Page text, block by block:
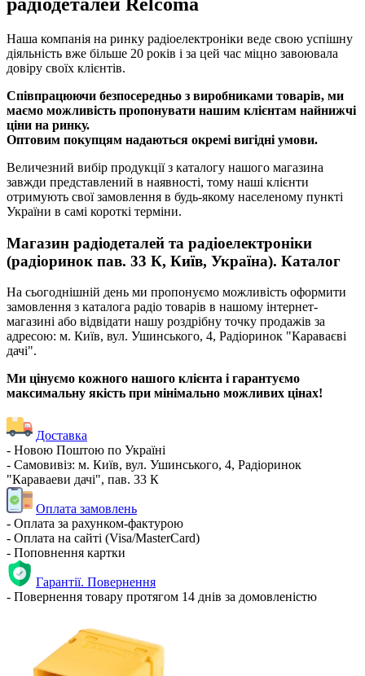
Наша компанія на ринку радіоелектроніки веде свою успішну
діяльність вже більше 20 років і за цей час міцно завоювала
довіру своїх клієнтів.
Співпрацюючи безпосередньо з виробниками товарів, ми
маємо можливість пропонувати нашим клієнтам найнижчі
ціни на ринку.
Оптовим покупцям надаються окремі вигідні умови.
Величезний вибір продукції з каталогу нашого магазина
завжди представлений в наявності, тому наші клієнти
отримують свої замовлення в будь-якому населеному пункті
України в самі короткі терміни.
Магазин радіодеталей та радіоелектроніки
(радіоринок пав. 33 К, Київ, Україна). Каталог
На сьогоднішній день ми пропонуємо можливість оформити
замовлення з каталога радіо товарів в нашому інтернет-
магазині або відвідати нашу роздрібну точку продажів за
адресою: м. Київ, вул. Ушинського, 4, Радіоринок "Караваєві
дачі".
Ми цінуємо кожного нашого клієнта і гарантуємо
максимальну якість при мінімально можливих цінах!
Доставка
- Новою Поштою по Україні
- Самовивіз: м. Київ, вул. Ушинського, 4, Радіоринок
"Караваеви дачі", пав. 33 К
Оплата замовлень
- Оплата за рахунком-фактурою
- Оплата на сайті (Visa/MasterCard)
- Поповнення картки
Гарантії. Повернення
- Повернення товару протягом 14 днів за домовленістю